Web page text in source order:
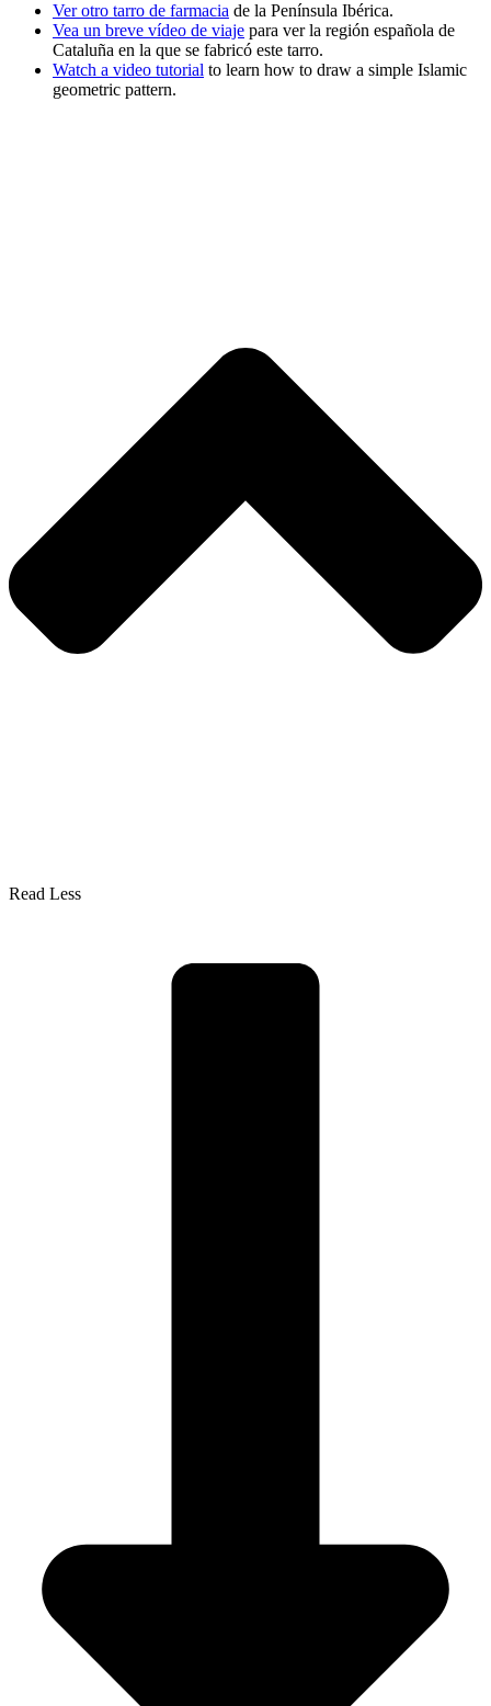
Ver otro tarro de farmacia de la Península Ibérica.
Vea un breve vídeo de viaje para ver la región española de
Cataluña en la que se fabricó este tarro.
Watch a video tutorial to learn how to draw a simple Islamic
geometric pattern.
Read Less